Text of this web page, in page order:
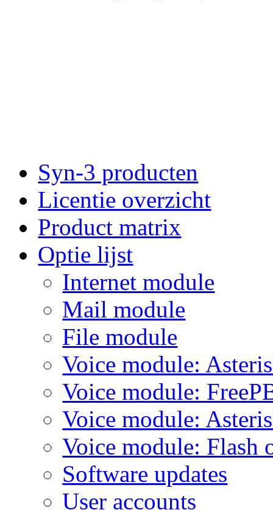
Syn-3 producten
Licentie overzicht
Product matrix
Optie lijst
Internet module
Mail module
File module
Voice module:
Voice module:
Voice module:
Voice module: Flash
Software updates
User accounts